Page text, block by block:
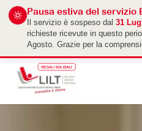
Pausa estiva del servizio
Il servizio è sospeso dal 31
richieste ricevute in questo
Agosto. Grazie per la